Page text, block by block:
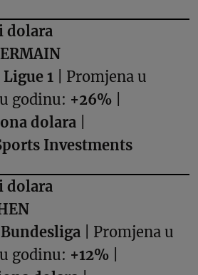
dolara
1 | Promjena u
godinu: +26%
dolara
Investments
dolara
| Promjena u
godinu: +12%